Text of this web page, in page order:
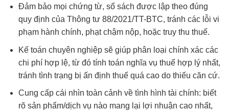
Đảm bảo mọi chứng từ, sổ sách được lập theo đúng
quy định của Thông tư 88/2021/TT-BTC, tránh các lỗi vi
phạm hành chính, phạt chậm nộp, hoặc truy thu thuế.
Kế toán chuyên nghiệp sẽ giúp phân loại chính xác các
chi phí hợp lệ, từ đó tính toán nghĩa vụ thuế hợp lý nhất,
tránh tình trạng bị ấn định thuế quá cao do thiếu căn cứ.
Cung cấp cái nhìn toàn cảnh về tình hình tài chính: biết
rõ sản phẩm/dịch vụ nào mang lại lợi nhuận cao nhất,